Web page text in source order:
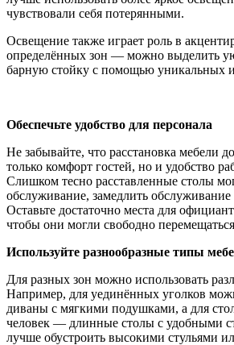
чувствовали себя потерянными.
Освещение также играет роль в
определённых зон — можно выделить
барную стойку с помощью уникальных
Обеспечьте удобство для персонала
Не забывайте, что расстановка мебели
только комфорт гостей, но и удобство
Слишком тесно расставленные столы
обслуживание, замедлить обслуживание
Оставьте достаточно места для
чтобы они могли свободно
Используйте разнообразные типы
Для разных зон можно использовать
Например, для уединённых уголков
диваны с мягкими подушками, а для
человек — длинные столы с удобными
лучше обустроить высокими стульями